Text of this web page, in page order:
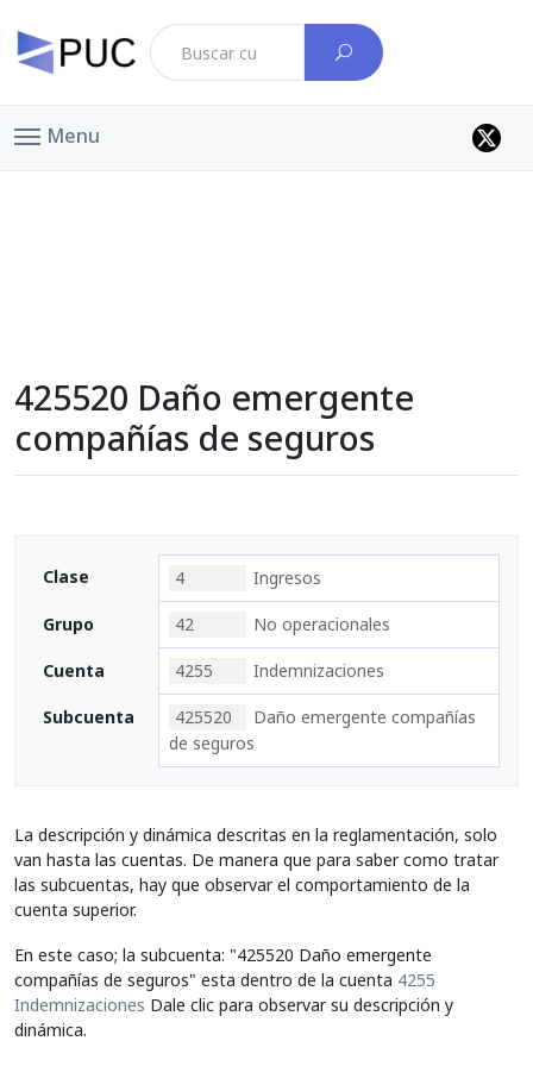
Menu
425520 Daño emergente
compañías de seguros
Clase 4 Ingresos
Grupo 42 No operacionales
Cuenta 4255 Indemnizaciones
Subcuenta 425520
Daño emergente compañías
de seguros
La descripción y dinámica descritas en la reglamentación, solo
van hasta las cuentas. De manera que para saber como tratar
las subcuentas, hay que observar el comportamiento de la
cuenta superior.
En este caso; la subcuenta: "425520 Daño emergente
compañías de seguros" esta dentro de la cuenta 4255
Indemnizaciones Dale clic para observar su descripción y
dinámica.